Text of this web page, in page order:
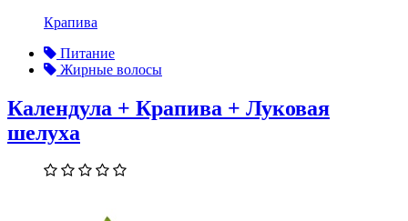
Крапива
Питание
Жирные волосы
Календула + Крапива + Луковая
шелуха